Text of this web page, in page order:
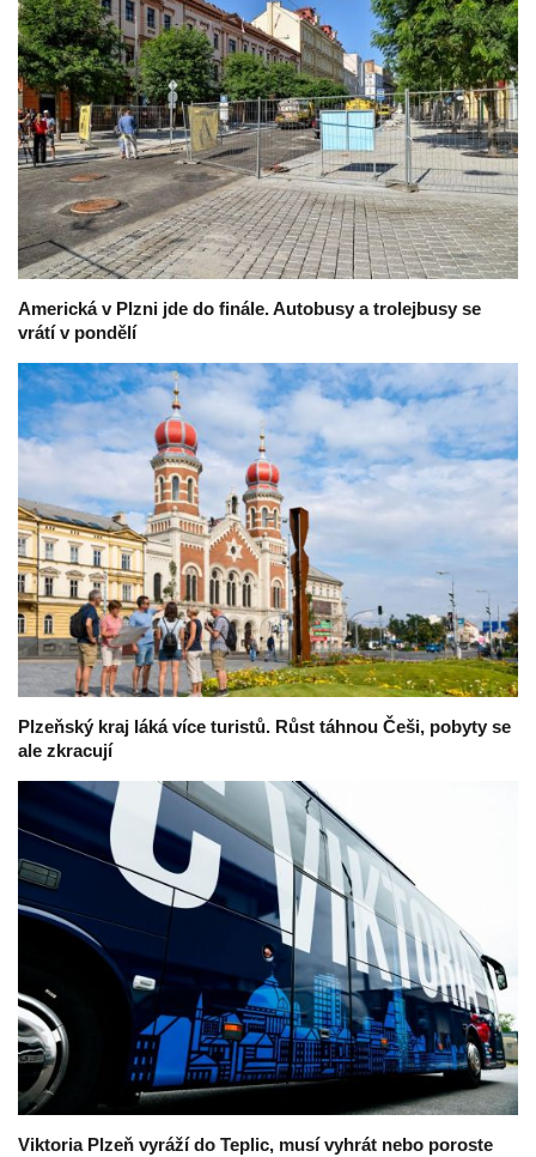
Americká v Plzni jde do finále. Autobusy a trolejbusy se
vrátí v pondělí
Plzeňský kraj láká více turistů. Růst táhnou Češi, pobyty se
ale zkracují
Viktoria Plzeň vyráží do Teplic, musí vyhrát nebo poroste